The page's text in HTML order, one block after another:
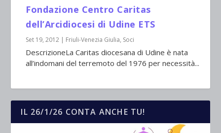
Fondazione Centro Caritas
dell’Arcidiocesi di Udine ETS
Set 19, 2012 | Friuli-Venezia Giulia, Soci
DescrizioneLa Caritas diocesana di Udine è nata
all’indomani del terremoto del 1976 per necessità...
IL 26/1/26 CONTA ANCHE TU!